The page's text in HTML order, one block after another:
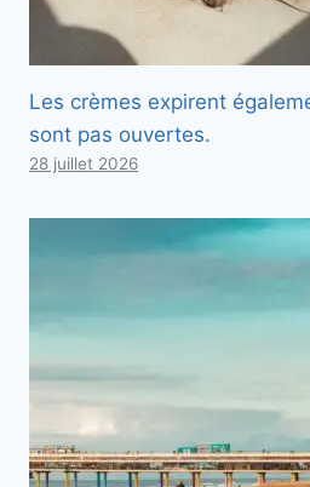
Les crèmes expirent
sont pas ouvertes.
28 juillet 2026